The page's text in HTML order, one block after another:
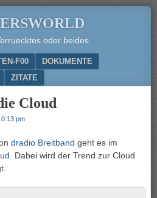
oder beides
F00
DOKUMENTE
ZITATE
Cloud
pm
dradio Breitband geht es im
. Dabei wird der Trend zur Cloud